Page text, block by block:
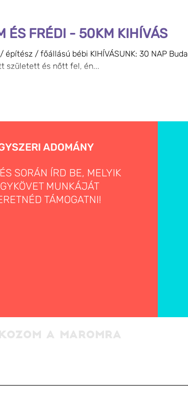
ÉS FRÉDI - 50KM KIHÍVÁS
építész / főállású bébi KIHÍVÁSUNK: 30 NAP
született és nőtt fel, én...
ADOMÁNY
SORÁN ÍRD BE, MELYIK
MUNKÁJÁT
TÁMOGATNI!
A MAROMRA